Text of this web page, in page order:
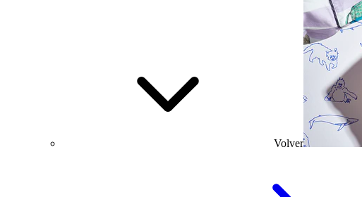
Volver